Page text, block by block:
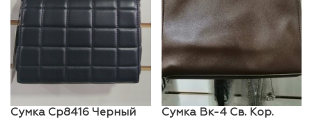
Сумка Ср8416 Черный
Сумка Вк-4 Св. Кор.